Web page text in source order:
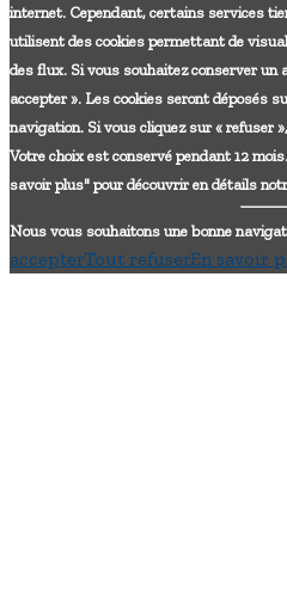
internet. Cependant, certains services
utilisent des cookies permettant de
des flux. Si vous souhaitez conserver un
accepter ». Les cookies seront déposés
navigation. Si vous cliquez sur « refuser
Votre choix est conservé pendant 12
savoir plus" pour découvrir en détails
Nous vous souhaitons une bonne
accepterTout refuserEn savoir